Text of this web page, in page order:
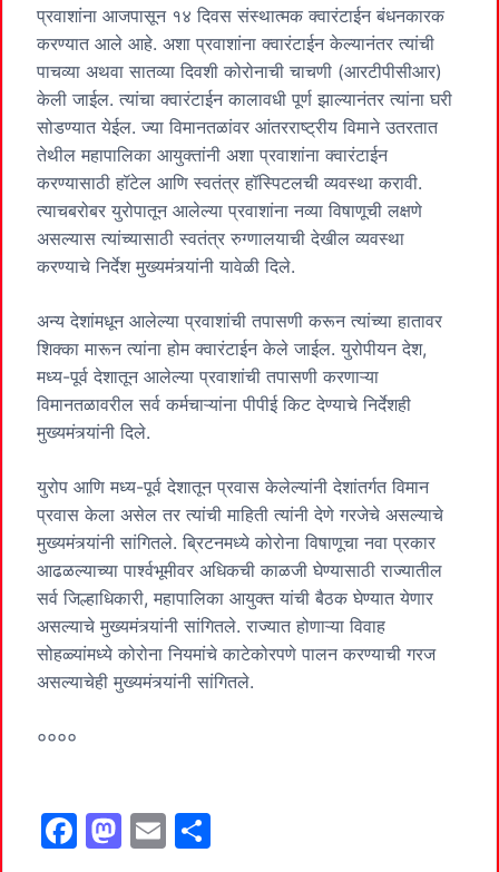
प्रवाशांना आजपासून १४ दिवस संस्थात्मक क्वारंटाईन बंधनकारक
करण्यात आले आहे. अशा प्रवाशांना क्वारंटाईन केल्यानंतर त्यांची
पाचव्या अथवा सातव्या दिवशी कोरोनाची चाचणी (आरटीपीसीआर)
केली जाईल. त्यांचा क्वारंटाईन कालावधी पूर्ण झाल्यानंतर त्यांना घरी
सोडण्यात येईल. ज्या विमानतळांवर आंतरराष्ट्रीय विमाने उतरतात
तेथील महापालिका आयुक्तांनी अशा प्रवाशांना क्वारंटाईन
करण्यासाठी हॉटेल आणि स्वतंत्र हॉस्पिटलची व्यवस्था करावी.
त्याचबरोबर युरोपातून आलेल्या प्रवाशांना नव्या विषाणूची लक्षणे
असल्यास त्यांच्यासाठी स्वतंत्र रुग्णालयाची देखील व्यवस्था
करण्याचे निर्देश मुख्यमंत्र्यांनी यावेळी दिले.
अन्य देशांमधून आलेल्या प्रवाशांची तपासणी करून त्यांच्या हातावर
शिक्का मारून त्यांना होम क्वारंटाईन केले जाईल. युरोपीयन देश,
मध्य-पूर्व देशातून आलेल्या प्रवाशांची तपासणी करणाऱ्या
विमानतळावरील सर्व कर्मचाऱ्यांना पीपीई किट देण्याचे निर्देशही
मुख्यमंत्र्यांनी दिले.
युरोप आणि मध्य-पूर्व देशातून प्रवास केलेल्यांनी देशांतर्गत विमान
प्रवास केला असेल तर त्यांची माहिती त्यांनी देणे गरजेचे असल्याचे
मुख्यमंत्र्यांनी सांगितले. ब्रिटनमध्ये कोरोना विषाणूचा नवा प्रकार
आढळल्याच्या पार्श्वभूमीवर अधिकची काळजी घेण्यासाठी राज्यातील
सर्व जिल्हाधिकारी, महापालिका आयुक्त यांची बैठक घेण्यात येणार
असल्याचे मुख्यमंत्र्यांनी सांगितले. राज्यात होणाऱ्या विवाह
सोहळ्यांमध्ये कोरोना नियमांचे काटेकोरपणे पालन करण्याची गरज
असल्याचेही मुख्यमंत्र्यांनी सांगितले.
००००
F
M E